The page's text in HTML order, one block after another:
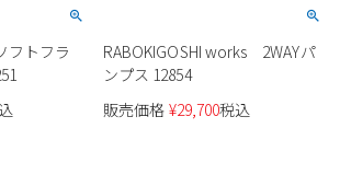
フトフラ
RABOKIGOSHI works 2WAYパ
ンプス 12854
販売価格 ¥29,700税込